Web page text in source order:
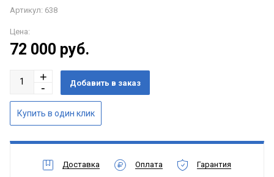
Артикул: 638
Цена:
72 000 руб.
Доставка Оплата Гарантия